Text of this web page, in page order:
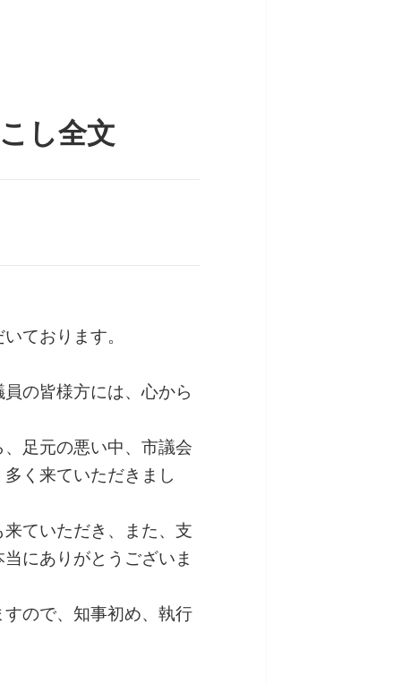
し全文
ております。
の皆様方には、心から
足元の悪い中、市議会
く来ていただきまし
ていただき、また、支
にありがとうございま
ので、知事初め、執行